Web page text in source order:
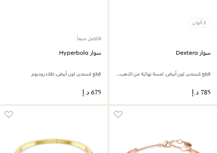
2 ألوان
سوار Dextera
قطع مُستدير، لون أبيض، لمسة نهائية من الذهب الوردي عيار 18 قيراط
الأفضل مبيعاً
سوار Hyperbola
قطع مُستدير، لون أبيض، طلاء روديوم